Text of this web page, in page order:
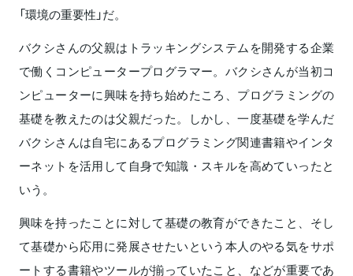
「環境の重要性」だ。
バクシさんの父親はトラッキングシステムを開発する企業
で働くコンピュータープログラマー。バクシさんが当初コ
ンピューターに興味を持ち始めたころ、プログラミングの
基礎を教えたのは父親だった。しかし、一度基礎を学んだ
バクシさんは自宅にあるプログラミング関連書籍やインタ
ーネットを活用して自身で知識・スキルを高めていったと
いう。
興味を持ったことに対して基礎の教育ができたこと、そし
て基礎から応用に発展させたいという本人のやる気をサポ
ートする書籍やツールが揃っていたこと、などが重要であ